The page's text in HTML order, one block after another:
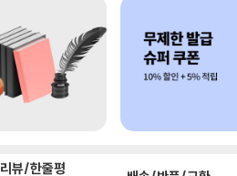
리뷰/한줄평